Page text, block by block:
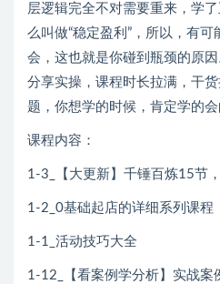
层逻辑完全不对需要重来，学
么叫做“稳定盈利”，所以，有可
会，这也就是你碰到瓶颈的原
分享实操，课程时长拉满，干
题，你想学的时候，肯定学的会
课程内容：
1-3_【大更新】千锤百炼15节
1-2_0基础起店的详细系列课程
1-1_活动技巧大全
1-12_【看案例学分析】实战案